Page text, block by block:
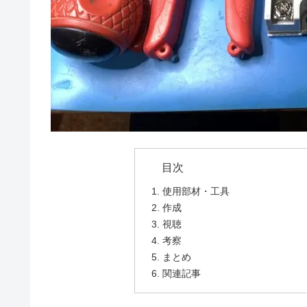
使用部材・工具
作成
視聴
考察
まとめ
関連記事